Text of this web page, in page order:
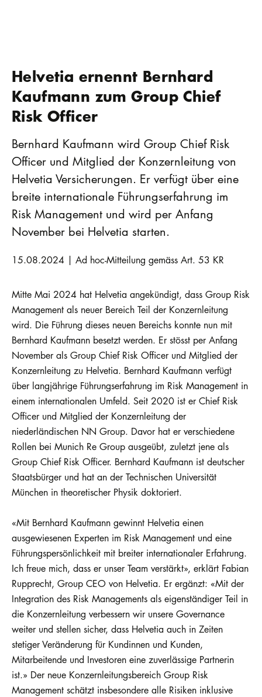
Helvetia ernennt Bernhard
Kaufmann zum Group Chief
Risk Officer
Bernhard Kaufmann wird Group Chief Risk
Officer und Mitglied der Konzernleitung von
Helvetia Versicherungen. Er verfügt über eine
breite internationale Führungserfahrung im
Risk Management und wird per Anfang
November bei Helvetia starten.
15.08.2024 | Ad hoc-Mitteilung gemäss Art. 53 KR
Mitte Mai 2024 hat Helvetia angekündigt, dass Group Risk
Management als neuer Bereich Teil der Konzernleitung
wird. Die Führung dieses neuen Bereichs konnte nun mit
Bernhard Kaufmann besetzt werden. Er stösst per Anfang
November als Group Chief Risk Officer und Mitglied der
Konzernleitung zu Helvetia. Bernhard Kaufmann verfügt
über langjährige Führungserfahrung im Risk Management in
einem internationalen Umfeld. Seit 2020 ist er Chief Risk
Officer und Mitglied der Konzernleitung der
niederländischen NN Group. Davor hat er verschiedene
Rollen bei Munich Re Group ausgeübt, zuletzt jene als
Group Chief Risk Officer. Bernhard Kaufmann ist deutscher
Staatsbürger und hat an der Technischen Universität
München in theoretischer Physik doktoriert.
«Mit Bernhard Kaufmann gewinnt Helvetia einen
ausgewiesenen Experten im Risk Management und eine
Führungspersönlichkeit mit breiter internationaler Erfahrung.
Ich freue mich, dass er unser Team verstärkt», erklärt Fabian
Rupprecht, Group CEO von Helvetia. Er ergänzt: «Mit der
Integration des Risk Managements als eigenständiger Teil in
die Konzernleitung verbessern wir unsere Governance
weiter und stellen sicher, dass Helvetia auch in Zeiten
stetiger Veränderung für Kundinnen und Kunden,
Mitarbeitende und Investoren eine zuverlässige Partnerin
ist.» Der neue Konzernleitungsbereich Group Risk
Management schätzt insbesondere alle Risiken inklusive